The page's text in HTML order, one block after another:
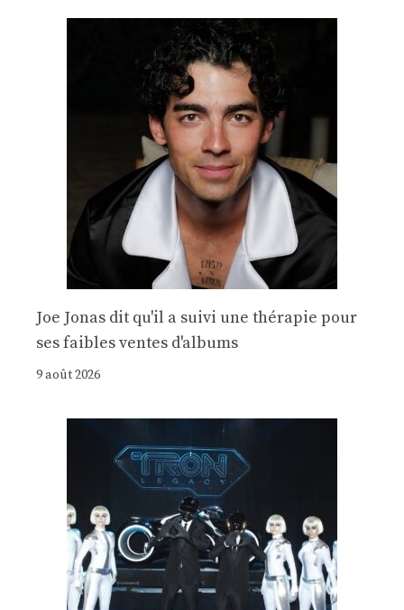
Joe Jonas dit qu'il a suivi une thérapie pour
ses faibles ventes d'albums
9 août 2026